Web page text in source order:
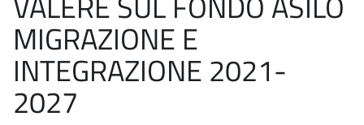
MIGRAZIONE E
INTEGRAZIONE 2021-
2027